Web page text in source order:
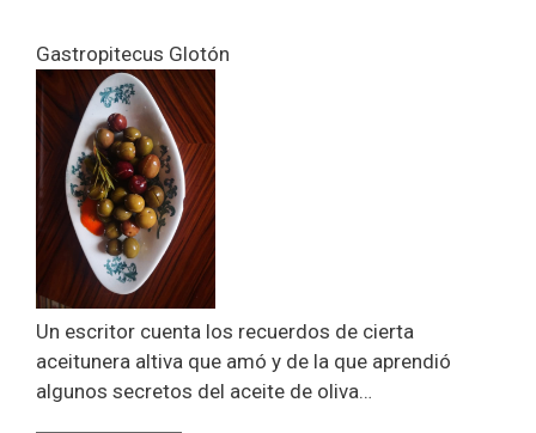
Gastropitecus Glotón
Un escritor cuenta los recuerdos de cierta
aceitunera altiva que amó y de la que aprendió
algunos secretos del aceite de oliva…